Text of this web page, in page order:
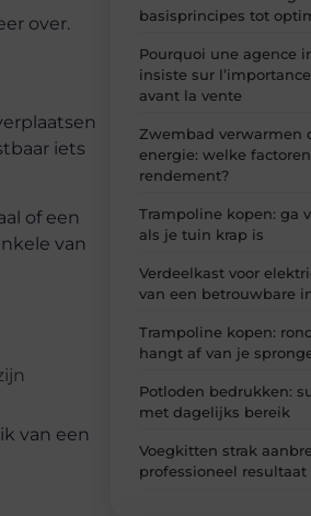
over.
iets
of een
van
van een
basisprincipes tot
Pourquoi une agence
insiste sur
avant la vente
Zwembad verwarmen
energie: welke
rendement?
Trampoline kopen: ga
als je tuin krap is
Verdeelkast voor
van een betrouwbare
Trampoline kopen:
hangt af van je
Potloden bedrukken:
met dagelijks bereik
Voegkitten strak
professioneel resultaat